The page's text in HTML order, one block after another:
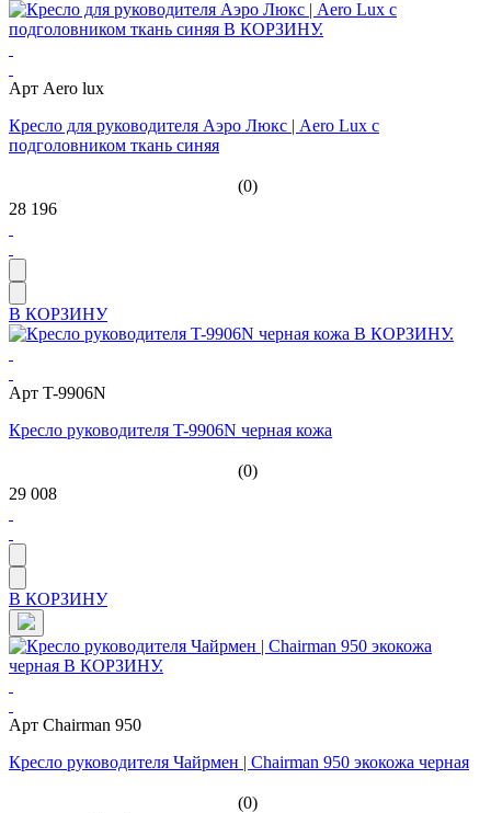
Арт Aero lux
Кресло для руководителя Аэро Люкс | Aero Lux с
подголовником ткань синяя
(0)
28 196
В КОРЗИНУ
Арт T-9906N
Кресло руководителя T-9906N черная кожа
(0)
29 008
В КОРЗИНУ
Арт Chairman 950
Кресло руководителя Чайрмен | Chairman 950 экокожа черная
(0)